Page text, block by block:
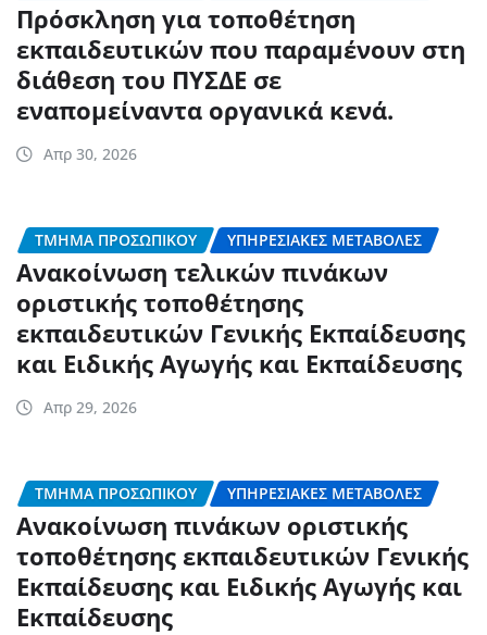
Πρόσκληση για τοποθέτηση
εκπαιδευτικών που παραμένουν στη
διάθεση του ΠΥΣΔΕ σε
εναπομείναντα οργανικά κενά.
Απρ 30, 2026
ΤΜΉΜΑ ΠΡΟΣΩΠΙΚΟΎ ΥΠΗΡΕΣΙΑΚΈΣ ΜΕΤΑΒΟΛΈΣ
Ανακοίνωση τελικών πινάκων
οριστικής τοποθέτησης
εκπαιδευτικών Γενικής Εκπαίδευσης
και Ειδικής Αγωγής και Εκπαίδευσης
Απρ 29, 2026
ΤΜΉΜΑ ΠΡΟΣΩΠΙΚΟΎ ΥΠΗΡΕΣΙΑΚΈΣ ΜΕΤΑΒΟΛΈΣ
Ανακοίνωση πινάκων οριστικής
τοποθέτησης εκπαιδευτικών Γενικής
Εκπαίδευσης και Ειδικής Αγωγής και
Εκπαίδευσης